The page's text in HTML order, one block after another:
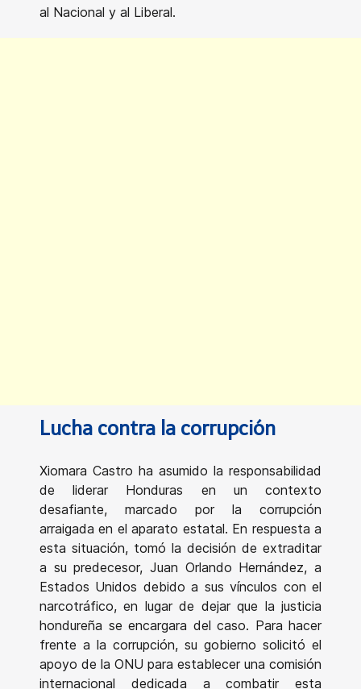
al Nacional y al Liberal.
Lucha contra la corrupción
Xiomara Castro ha asumido la responsabilidad
de liderar Honduras en un contexto
desafiante, marcado por la corrupción
arraigada en el aparato estatal. En respuesta a
esta situación, tomó la decisión de extraditar
a su predecesor, Juan Orlando Hernández, a
Estados Unidos debido a sus vínculos con el
narcotráfico, en lugar de dejar que la justicia
hondureña se encargara del caso. Para hacer
frente a la corrupción, su gobierno solicitó el
apoyo de la ONU para establecer una comisión
internacional dedicada a combatir esta